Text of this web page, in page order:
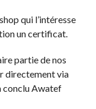
qui l’intéresse
un certificat.
partie de nos
directement via
conclu Awatef